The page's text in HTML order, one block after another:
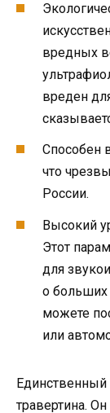
вредных
вреден
Способен
что
России.
Высокий
Этот
для
о больших
можете
или
Единственный
травертина.